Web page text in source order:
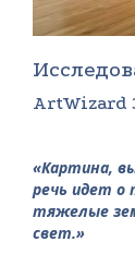
ArtWizard
«Картина,
речь идет о
тяжелые
свет.»